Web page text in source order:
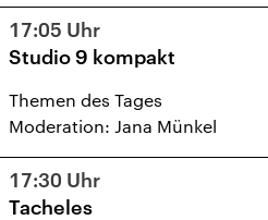
17:05 Uhr
Studio 9 kompakt
Themen des Tages
Moderation: Jana Münkel
17:30 Uhr
Tacheles